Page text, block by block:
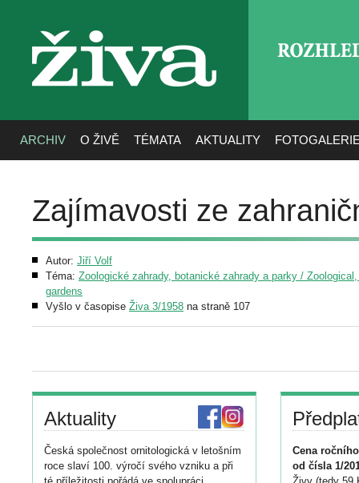
živa
ARCHIV O ŽIVĚ TÉMATA AKTUALITY
Zajímavosti ze
Autor: Jiří Volf
Téma: Zoologické zahrady, botanické zahrady a parky /
gardens
Vyšlo v časopise Živa 3/1958 na straně 107
Aktuality
Česká společnost ornitologická v letošním
roce slaví 100. výročí svého vzniku a při
Cena
od čísla 1/